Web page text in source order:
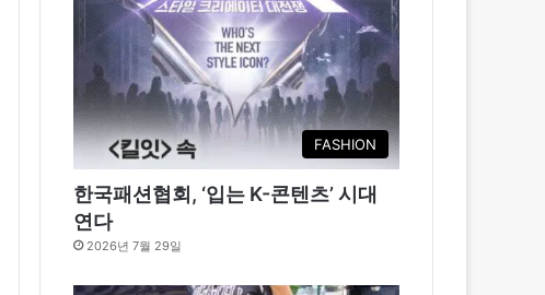
FASHION
한국패션협회, ‘입는 K-콘텐츠’ 시대
연다
2026년 7월 29일